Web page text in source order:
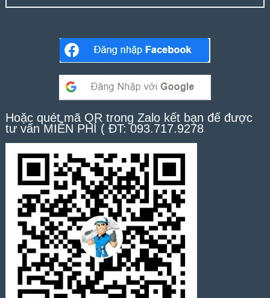
Hoặc quét mã QR trong Zalo kết bạn để được
tư vấn MIỄN PHÍ ( ĐT: 093.717.9278